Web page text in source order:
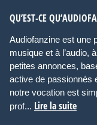
QU’EST-CE
Audiofanzine est une
musique et à l’audio,
petites annonces,
active de passionnés
notre vocation est
prof... Lire la suite